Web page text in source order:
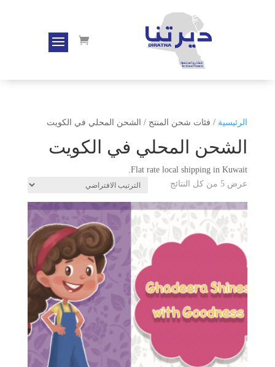
الرئيسية / فئات شحن المنتج / الشحن المحلي في الكويت
الشحن المحلي في الكويت
Flat rate local shipping in Kuwait.
عرض ⁦5⁩ من كل النتائج